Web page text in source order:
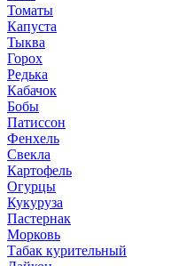
Томаты
Капуста
Тыква
Горох
Редька
Кабачок
Бобы
Патиссон
Фенхель
Свекла
Картофель
Огурцы
Кукуруза
Пастернак
Морковь
Табак курительный